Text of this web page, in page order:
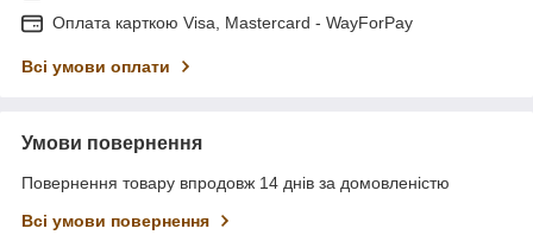
Оплата карткою Visa, Mastercard - WayForPay
Всі умови оплати
Умови повернення
Повернення товару впродовж 14 днів за домовленістю
Всі умови повернення